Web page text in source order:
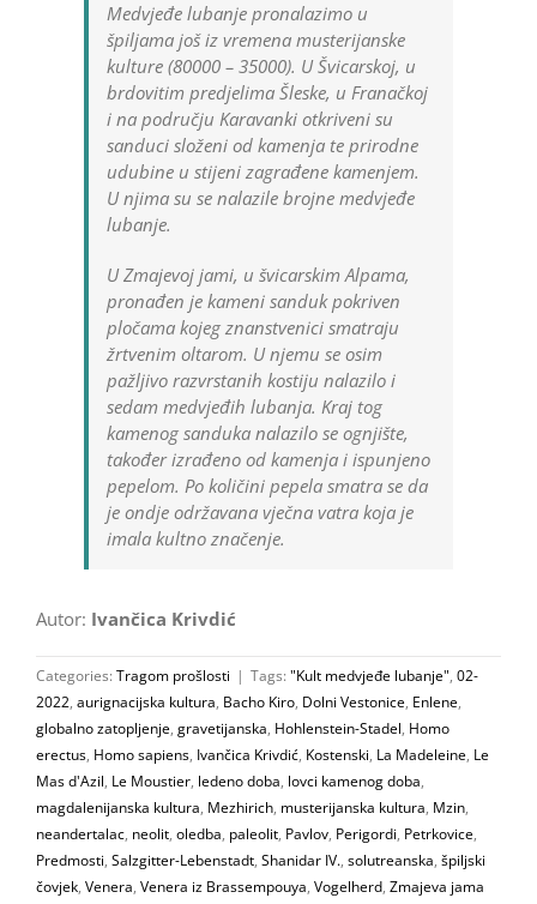
Medvjeđe lubanje pronalazimo u
špiljama još iz vremena musterijanske
kulture (80000 – 35000). U Švicarskoj, u
brdovitim predjelima Šleske, u Franačkoj
i na području Karavanki otkriveni su
sanduci složeni od kamenja te prirodne
udubine u stijeni zagrađene kamenjem.
U njima su se nalazile brojne medvjeđe
lubanje.
U Zmajevoj jami, u švicarskim Alpama,
pronađen je kameni sanduk pokriven
pločama kojeg znanstvenici smatraju
žrtvenim oltarom. U njemu se osim
pažljivo razvrstanih kostiju nalazilo i
sedam medvjeđih lubanja. Kraj tog
kamenog sanduka nalazilo se ognjište,
također izrađeno od kamenja i ispunjeno
pepelom. Po količini pepela smatra se da
je ondje održavana vječna vatra koja je
imala kultno značenje.
Autor: Ivančica Krivdić
Categories: Tragom prošlosti | Tags: "Kult medvjeđe lubanje", 02-
2022, aurignacijska kultura, Bacho Kiro, Dolni Vestonice, Enlene,
globalno zatopljenje, gravetijanska, Hohlenstein-Stadel, Homo
erectus, Homo sapiens, Ivančica Krivdić, Kostenski, La Madeleine, Le
Mas d'Azil, Le Moustier, ledeno doba, lovci kamenog doba,
magdalenijanska kultura, Mezhirich, musterijanska kultura, Mzin,
neandertalac, neolit, oledba, paleolit, Pavlov, Perigordi, Petrkovice,
Predmosti, Salzgitter-Lebenstadt, Shanidar IV., solutreanska, špiljski
čovjek, Venera, Venera iz Brassempouya, Vogelherd, Zmajeva jama